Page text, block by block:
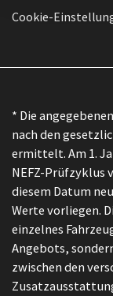
Cookie-
* Die
nach den
ermittelt. Am 1.
NEFZ-Prüfzyklus
diesem Datum
Werte vorliegen.
einzelnes
Angebots,
zwischen den